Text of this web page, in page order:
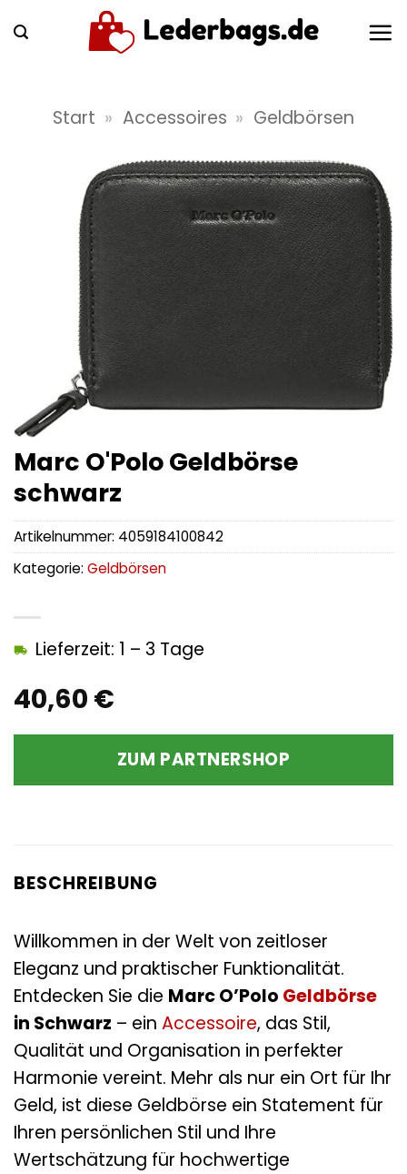
Inhalt
Start » Accessoires » Geldbörsen
Marc O'Polo Geldbörse
schwarz
40,60 €
Lieferzeit: 1 – 3 Tage
ZUM PARTNERSHOP
Artikelnummer: 4059184100842
Kategorie: Geldbörsen
BESCHREIBUNG
Willkommen in der Welt von zeitloser
Eleganz und praktischer Funktionalität.
Entdecken Sie die Marc O’Polo Geldbörse
in Schwarz – ein Accessoire, das Stil,
Qualität und Organisation in perfekter
Harmonie vereint. Mehr als nur ein Ort für Ihr
Geld, ist diese Geldbörse ein Statement für
Ihren persönlichen Stil und Ihre
Wertschätzung für hochwertige